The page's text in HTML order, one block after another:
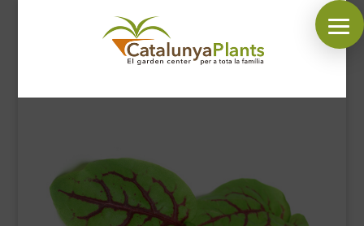
SÍGUENOS EN:
PLANTAS
COMPLEMENTOS JARDÍN